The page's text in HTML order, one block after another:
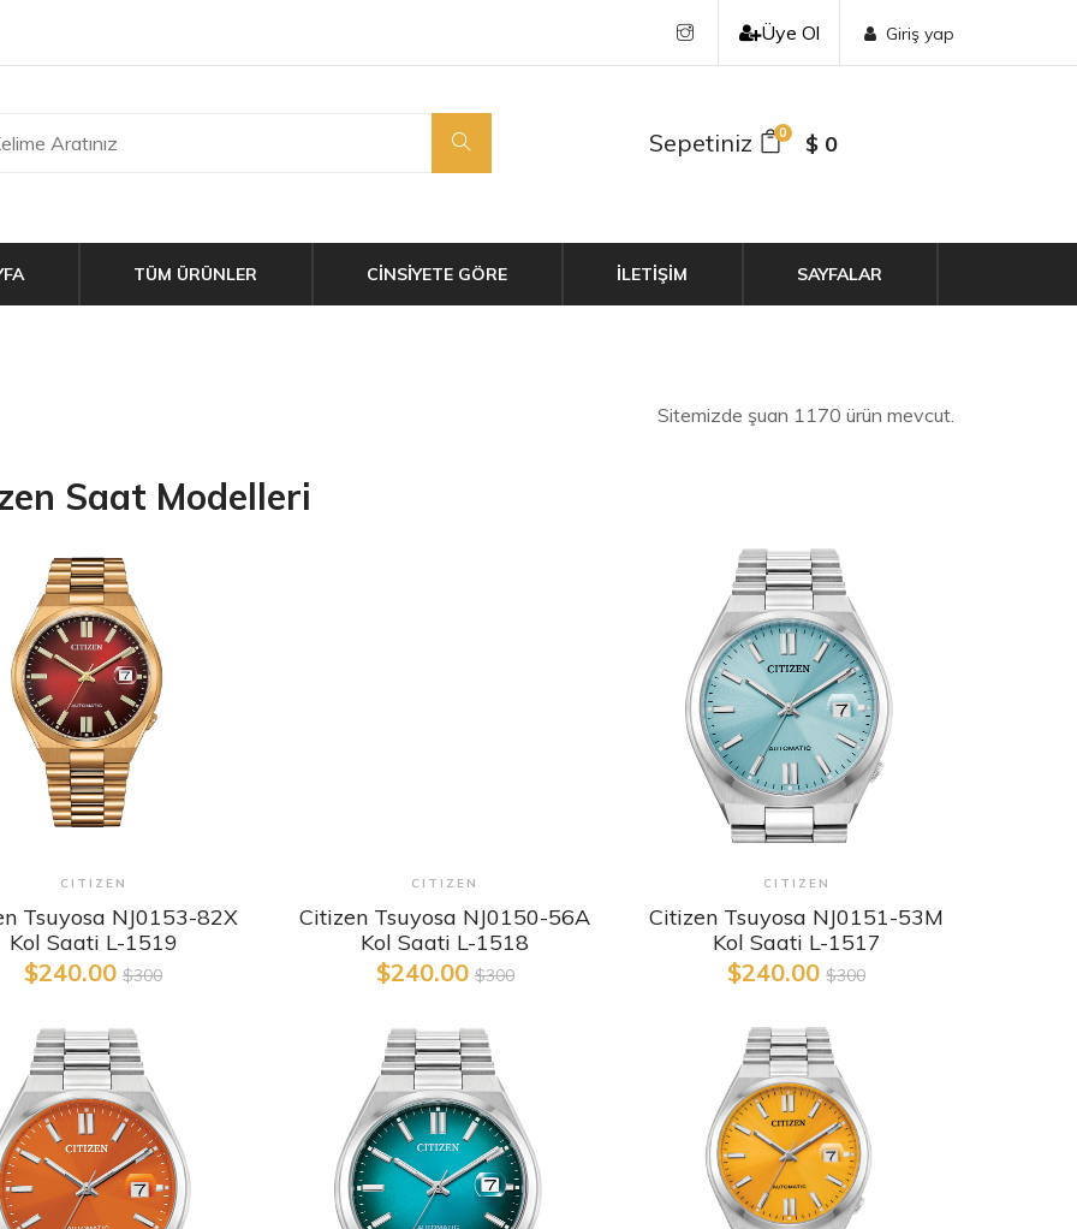
Giriş yap
Üye Ol
Sepetiniz 0 $ 0
TÜM ÜRÜNLER CİNSİYETE GÖRE İLETİŞİM SAYFALAR
Sitemizde şuan 1170 ürün mevcut.
Saat Modelleri
Detaylı İncele
CITIZEN
Tsuyosa NJ0153-82X
Kol Saati L-1519
$240.00$300
Detaylı İncele
CITIZEN
Citizen Tsuyosa NJ0150-56A
Kol Saati L-1518
$240.00 $300
Detaylı İncele
CITIZEN
Citizen Tsuyosa NJ0151-53M
Kol Saati L-1517
$240.00$300